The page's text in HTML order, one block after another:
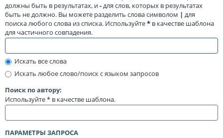
должны быть в результатах, и- для слов, которых в результатах
быть не должно. Вы можете разделить слова символом | для
поиска любого слова из списка. Используйте* в качестве шаблона
для частичного совпадения.
Искать все слова
Искать любое слово/поиск с языком запросов
Поиск по автору:
Используйте * в качестве шаблона.
ПАРАМЕТРЫ ЗАПРОСА